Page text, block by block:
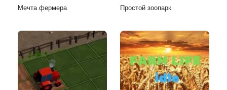
Мечта фермера Простой зоопарк